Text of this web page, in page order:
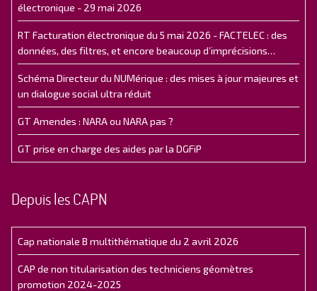
électronique - 29 mai 2026
RT Facturation électronique du 5 mai 2026 - FACTELEC : des
données, des filtres, et encore beaucoup d’imprécisions…
Schéma Directeur du NUMérique : des mises à jour majeures et
un dialogue social ultra réduit
GT Amendes : NARA ou NARA pas ?
GT prise en charge des aides par la DGFiP
Depuis les CAPN
Cap nationale B multithématique du 2 avril 2026
CAP de non titularisation des techniciens géomètres
promotion 2024-2025